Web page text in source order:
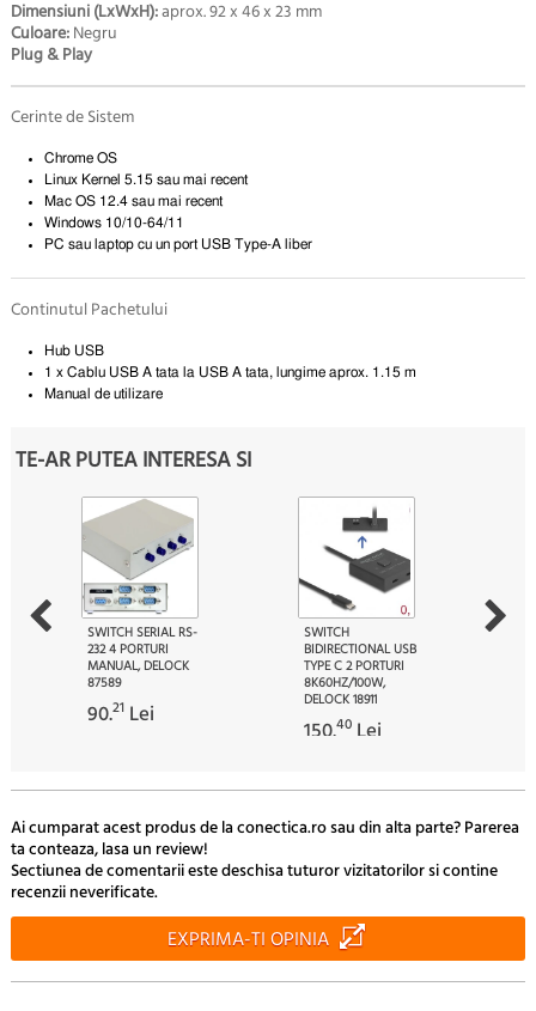
Dimensiuni (LxWxH):aprox. 92 x 46 x 23 mm
Culoare:Negru
Plug & Play
Cerinte de Sistem
Chrome OS
Linux Kernel 5.15 sau mai recent
Mac OS 12.4 sau mai recent
Windows 10/10-64/11
PC sau laptop cu un port USB Type-A liber
Continutul Pachetului
Hub USB
1 x Cablu USB A tata la USB A tata, lungime aprox. 1.15 m
Manual de utilizare
TE-AR PUTEA INTERESA SI
SWITCH SERIAL RS-
232 4 PORTURI
MANUAL, DELOCK
87589
90.21 Lei
SWITCH
BIDIRECTIONAL USB
TYPE C 2 PORTURI
8K60HZ/100W,
DELOCK 18911
150.40 Lei
Ai cumparat acest produs de la conectica.ro sau din alta parte? Parerea
ta conteaza, lasa un review!
Sectiunea de comentarii este deschisa tuturor vizitatorilor si contine
recenzii neverificate.
EXPRIMA-TI OPINIA